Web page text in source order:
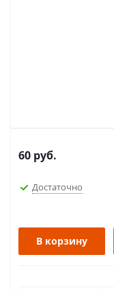
60 руб.
Достаточно
В корзину